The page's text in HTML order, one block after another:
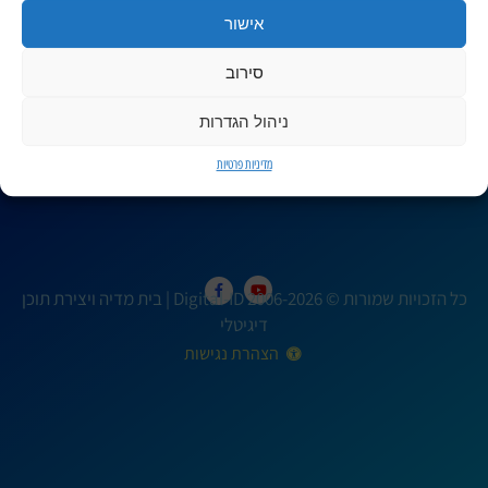
אישור
סירוב
ניהול הגדרות
מדיניות פרטיות
כל הזכויות שמורות © 2006-2026 Digital-ID | בית מדיה ויצירת תוכן
דיגיטלי
הצהרת נגישות